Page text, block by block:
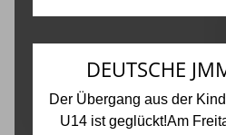
DEUTSCHE
Der Übergang aus der
U14 ist geglückt!Am